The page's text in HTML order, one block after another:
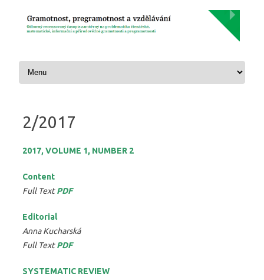
Skip to content
2/2017
2017, VOLUME 1, NUMBER 2
Content
Full TextPDF
Editorial
Anna Kucharská
Full TextPDF
SYSTEMATIC REVIEW